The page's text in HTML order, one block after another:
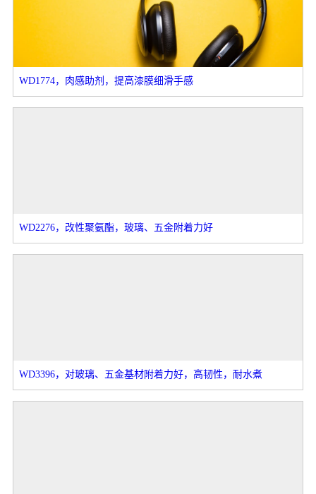
WD1774，肉感助剂，提高漆膜细滑手感
WD2276，改性聚氨酯，玻璃、五金附着力好
WD3396，对玻璃、五金基材附着力好，高韧性，耐水煮